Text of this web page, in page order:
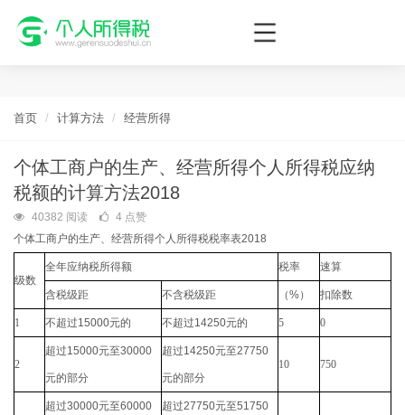
个人所得税网，最新个税资讯平台，您的个税管理专家！
首页 计算方法 经营所得
个体工商户的生产、经营所得个人所得税应纳
税额的计算方法2018
40382 阅读
4 点赞
个体工商户的生产、经营所得个人所得税税率表2018
级数
全年应纳税所得额 税率 速算
含税级距 不含税级距 （%） 扣除数
1 不超过15000元的 不超过14250元的 5 0
2
超过15000元至30000
元的部分
超过14250元至27750
元的部分
10 750
超过30000元至60000 超过27750元至51750